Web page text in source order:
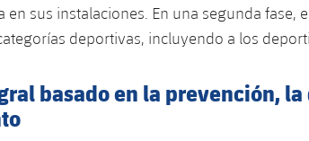
en sus instalaciones. En una segunda fase,
deportivas, incluyendo a los
basado en la prevención,